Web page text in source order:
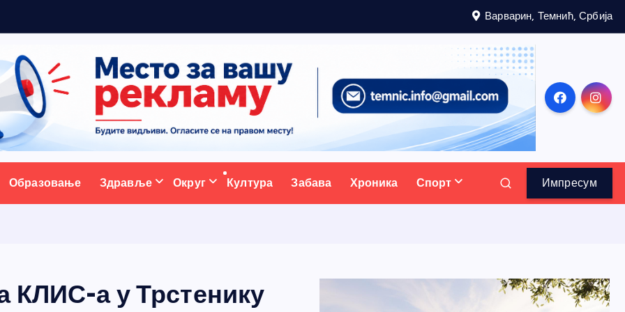
Варварин, Темнић, Србија
портал
Образовање Здравље Округ Култура Забава Хроника Спорт Импресум
КЛИС-а у Трстенику